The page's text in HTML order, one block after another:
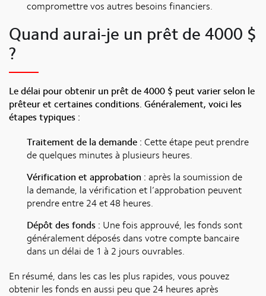
compromettre vos autres besoins financiers.
Quand aurai-je un prêt de 4000 $
?
Le délai pour obtenir un prêt de 4000 $ peut varier selon le
prêteur et certaines conditions. Généralement, voici les
étapes typiques :
Traitement de la demande : Cette étape peut prendre
de quelques minutes à plusieurs heures.
Vérification et approbation : après la soumission de
la demande, la vérification et l’approbation peuvent
prendre entre 24 et 48 heures.
Dépôt des fonds : Une fois approuvé, les fonds sont
généralement déposés dans votre compte bancaire
dans un délai de 1 à 2 jours ouvrables.
En résumé, dans les cas les plus rapides, vous pouvez
obtenir les fonds en aussi peu que 24 heures après